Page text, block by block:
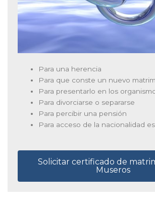
Para una herencia
Para que conste un nuevo
Para presentarlo en los
Para divorciarse o separarse
Para percibir una pensión
Para acceso de la nacionalidad
Solicitar certificado de
Museros